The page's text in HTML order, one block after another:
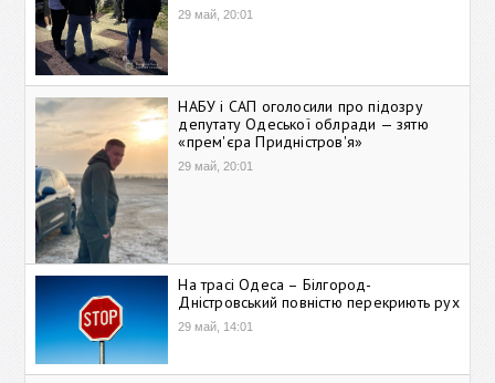
29 май, 20:01
НАБУ і САП оголосили про підозру
депутату Одеської облради — зятю
«прем'єра Придністров'я»
29 май, 20:01
На трасі Одеса – Білгород-
Дністровський повністю перекриють рух
29 май, 14:01